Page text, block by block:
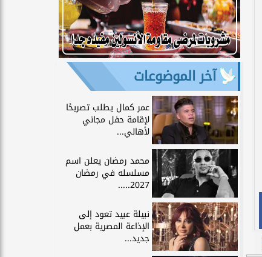
آخر الموضوعات
عمر كمال يطلب تصريحًا
لإقامة حفل مجاني
لأهالي...
محمد رمضان يعلن اسم
مسلسله في رمضان
2027.....
نبيلة عبيد تعود إلى
الإذاعة المصرية بعمل
جديد...